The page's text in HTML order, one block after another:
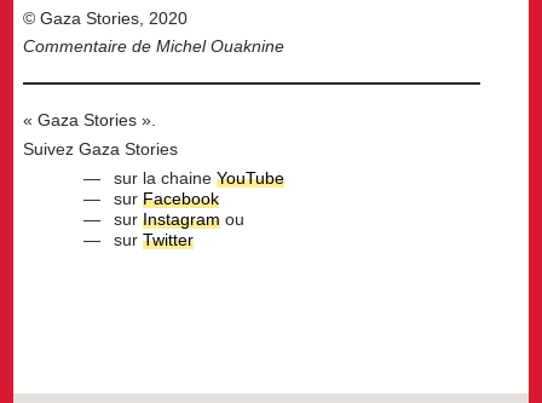
© Gaza Stories, 2020
Commentaire de Michel Ouaknine
« Gaza Stories ».
Suivez Gaza Stories
sur la chaineYouTube
surFacebook
surInstagram ou
surTwitter